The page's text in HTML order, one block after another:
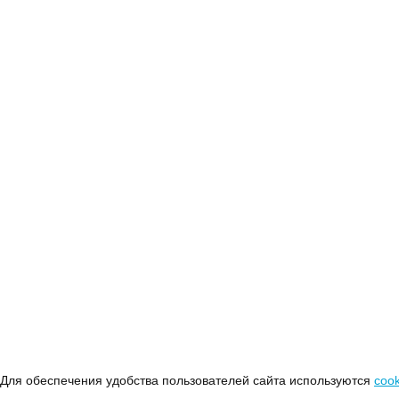
Для обеспечения удобства пользователей сайта используются